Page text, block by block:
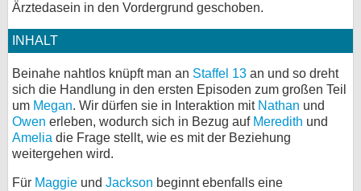
Ärztedasein in den Vordergrund geschoben.
INHALT
Beinahe nahtlos knüpft man an Staffel 13 an und so dreht
sich die Handlung in den ersten Episoden zum großen Teil
um Megan. Wir dürfen sie in Interaktion mit Nathan und
Owen erleben, wodurch sich in Bezug auf Meredith und
Amelia die Frage stellt, wie es mit der Beziehung
weitergehen wird.
Für Maggie und Jackson beginnt ebenfalls eine
bei Facebook
Nutzungsbedingungen
Datenschutz